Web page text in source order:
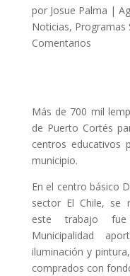
por Josue Palma |
Noticias, Programas
Comentarios
Más de 700 mil
de Puerto Cortés
centros educativos
municipio.
En el centro básico
sector El Chile, se
este trabajo
Municipalidad
iluminación y
comprados con